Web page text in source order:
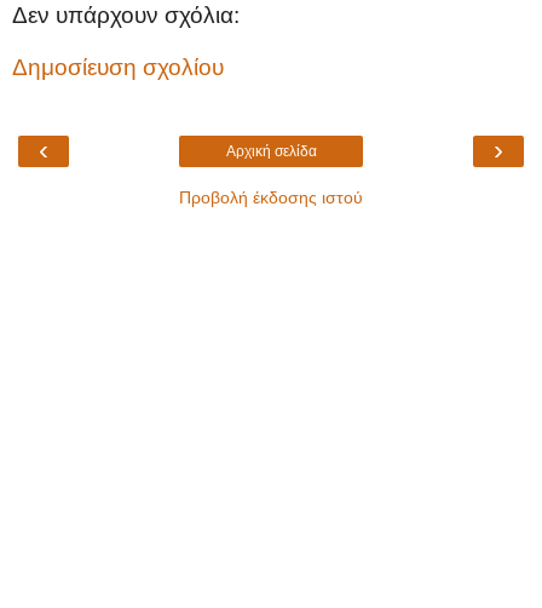
Δεν υπάρχουν σχόλια:
Δημοσίευση σχολίου
‹ ›
Αρχική σελίδα
Προβολή έκδοσης ιστού